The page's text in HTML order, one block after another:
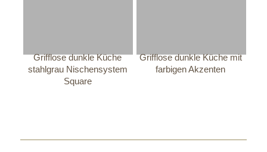
Grifflose dunkle Küche
stahlgrau Nischensystem
Square
Grifflose dunkle Küche mit
farbigen Akzenten